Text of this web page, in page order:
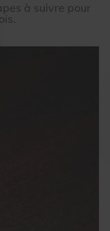
à suivre pour